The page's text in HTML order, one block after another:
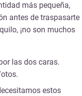
más pequeña,
antes de traspasarte
¡no son muchos
las dos caras.
estos